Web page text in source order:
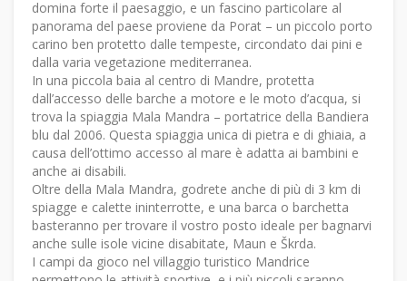
domina forte il paesaggio, e un fascino particolare al
panorama del paese proviene da Porat – un piccolo porto
carino ben protetto dalle tempeste, circondato dai pini e
dalla varia vegetazione mediterranea.
In una piccola baia al centro di Mandre, protetta
dall’accesso delle barche a motore e le moto d’acqua, si
trova la spiaggia Mala Mandra – portatrice della Bandiera
blu dal 2006. Questa spiaggia unica di pietra e di ghiaia, a
causa dell’ottimo accesso al mare è adatta ai bambini e
anche ai disabili.
Oltre della Mala Mandra, godrete anche di più di 3 km di
spiagge e calette ininterrotte, e una barca o barchetta
basteranno per trovare il vostro posto ideale per bagnarvi
anche sulle isole vicine disabitate, Maun e Škrda.
I campi da gioco nel villaggio turistico Mandrice